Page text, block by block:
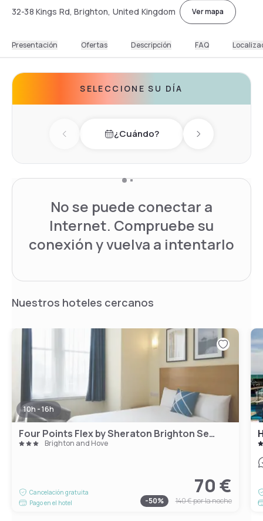
32-38 Kings Rd, Brighton, United Kingdom Ver mapa
Presentación Ofertas Descripción FAQ
SELECCIONE SU DÍA
Previous day¿Cuándo? Next day
No se puede conectar a
Internet. Compruebe su
conexión y vuelva a intentarlo
Nuestros hoteles cercanos
10h - 16h
Four Points Flex by Sheraton Brighton Seafront
Brighton and Hove
Cancelación gratuita
Pago en el hotel
70 €
-50% 140 €por la noche